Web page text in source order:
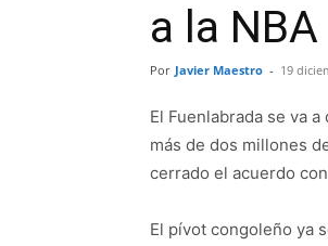
a la NBA
Por Javier Maestro - 19
El Fuenlabrada se va
más de dos millones
cerrado el acuerdo
El pívot congoleño ya